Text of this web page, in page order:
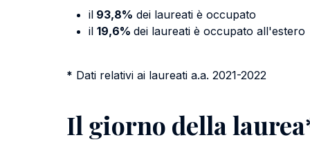
il 93,8% dei laureati è occupato
il 19,6% dei laureati è occupato all'estero
* Dati relativi ai laureati a.a. 2021-2022
Il giorno della